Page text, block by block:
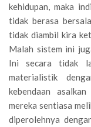
kehidupan, maka
tidak berasa
tidak diambil kira
Malah sistem ini
Ini secara tidak
materialistik
kebendaan
mereka sentiasa
diperolehnya